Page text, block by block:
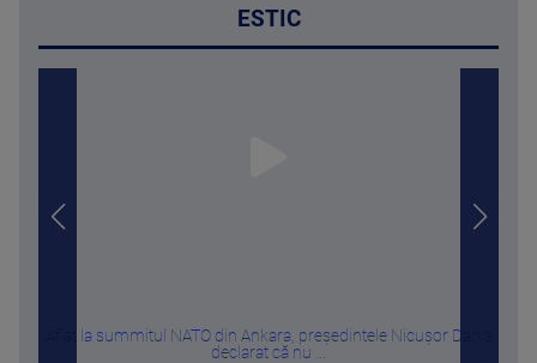
ESTIC
Aflat la summitul NATO din Ankara, președintele Nicușor Dan a
declarat că nu ...